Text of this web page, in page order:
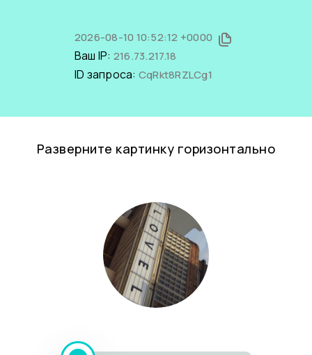
2026-08-10 10:52:12 +0000
Ваш IP: 216.73.217.18
ID запроса: CqRkt8RZLCg1
Разверните картинку горизонтально